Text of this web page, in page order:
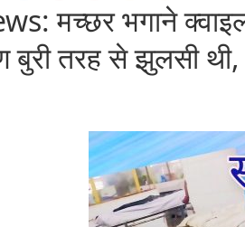
मच्छर भगाने
बुरी तरह से झुलसी थी,